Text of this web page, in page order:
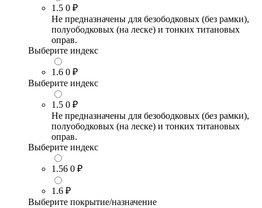
1.5 0 ₽
Не предназначены для безободковых (без рамки),
полуободковых (на леске) и тонких титановых
оправ.
Выберите индекс
1.6 0 ₽
Выберите индекс
1.5 0 ₽
Не предназначены для безободковых (без рамки),
полуободковых (на леске) и тонких титановых
оправ.
Выберите индекс
1.56 0 ₽
1.6 ₽
Выберите покрытие/назначение